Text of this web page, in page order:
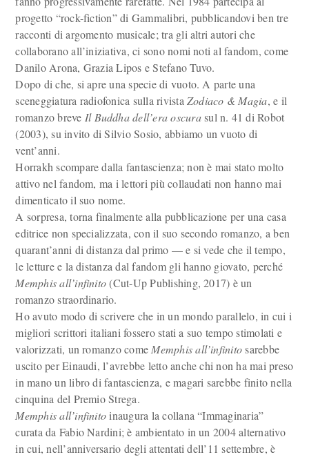
progetto “rock-fiction” di Gammalibri, pubblicandovi ben tre
racconti di argomento musicale; tra gli altri autori che
collaborano all’iniziativa, ci sono nomi noti al fandom, come
Danilo Arona, Grazia Lipos e Stefano Tuvo.
Dopo di che, si apre una specie di vuoto. A parte una
sceneggiatura radiofonica sulla rivistaZodiaco & Magia, e il
romanzo breve Il Buddha dell’era oscurasul n. 41 di Robot
(2003), su invito di Silvio Sosio, abbiamo un vuoto di
vent’anni.
Horrakh scompare dalla fantascienza; non è mai stato molto
attivo nel fandom, ma i lettori più collaudati non hanno mai
dimenticato il suo nome.
A sorpresa, torna finalmente alla pubblicazione per una casa
editrice non specializzata, con il suo secondo romanzo, a ben
quarant’anni di distanza dal primo — e si vede che il tempo,
le letture e la distanza dal fandom gli hanno giovato, perché
Memphis all’infinito(Cut-Up Publishing, 2017) è un
romanzo straordinario.
Ho avuto modo di scrivere che in un mondo parallelo, in cui i
migliori scrittori italiani fossero stati a suo tempo stimolati e
valorizzati, un romanzo come Memphis all’infinitosarebbe
uscito per Einaudi, l’avrebbe letto anche chi non ha mai preso
in mano un libro di fantascienza, e magari sarebbe finito nella
cinquina del Premio Strega.
Memphis all’infinitoinaugura la collana “Immaginaria”
curata da Fabio Nardini; è ambientato in un 2004 alternativo
in cui, nell’anniversario degli attentati dell’11 settembre, è